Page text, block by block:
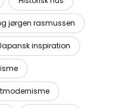
jørgen rasmussen
inspiration